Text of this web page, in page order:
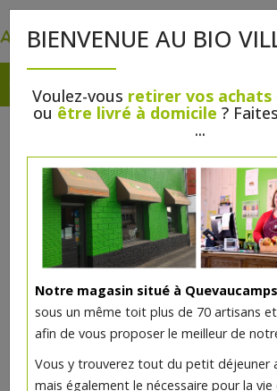
BIENVENUE AU BIO
Voulez-vous retirer vos achats
ou être livré à domicile ?
...
Notre magasin situé à Quevaucamps
sous un même toit plus de 70 artisans
afin de vous proposer le meilleur de
Vous y trouverez tout du petit déjeuner
mais également le nécessaire pour la vie